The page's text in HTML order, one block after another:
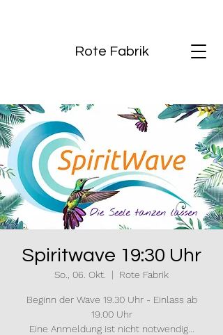
Rote Fabrik
Spiritwave 19:30 Uhr
So., 06. Okt.
  |
Rote Fabrik
Beginn der Wave 19.30 Uhr - Einlass ab
19.00 Uhr
Eine Anmeldung ist nicht notwendig...